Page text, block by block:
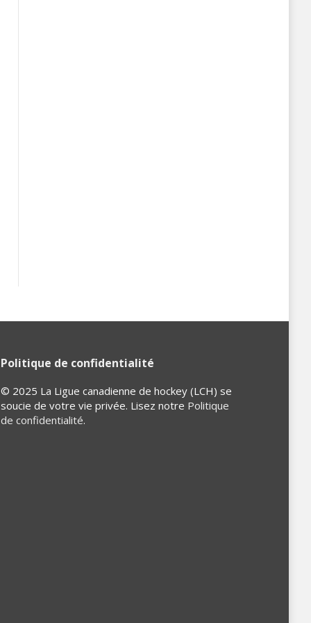
Politique de confidentialité
© 2025 La Ligue canadienne de hockey (LCH) se
soucie de votre vie privée. Lisez notre Politique
de confidentialité.